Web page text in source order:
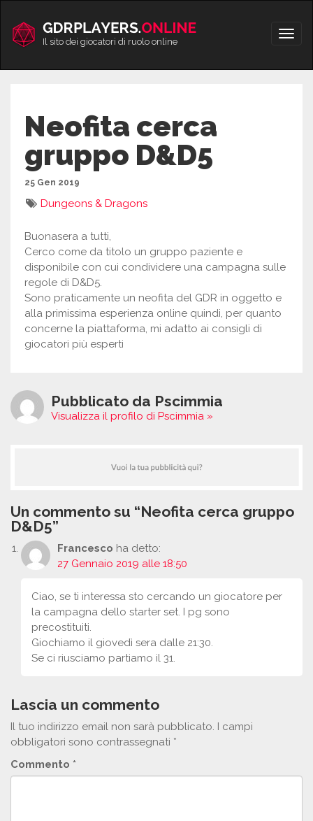
contenuto
Apri/
Il sito dei giocatori di ruolo online
Neofita cerca
gruppo D&D5
25 Gen 2019
Dungeons & Dragons
Buonasera a tutti,
Cerco come da titolo un gruppo paziente e
disponibile con cui condividere una campagna sulle
regole di D&D5.
Sono praticamente un neofita del GDR in oggetto e
alla primissima esperienza online quindi, per quanto
concerne la piattaforma, mi adatto ai consigli di
giocatori più esperti
Pubblicato da Pscimmia
Visualizza il profilo di Pscimmia »
Un commento su “Neofita cerca gruppo
D&D5”
Francesco ha detto:
27 Gennaio 2019 alle 18:50
Ciao, se ti interessa sto cercando un giocatore per
la campagna dello starter set. I pg sono
precostituiti.
Giochiamo il giovedì sera dalle 21:30.
Se ci riusciamo partiamo il 31.
Lascia un commento
Il tuo indirizzo email non sarà pubblicato. I campi
obbligatori sono contrassegnati *
Commento *